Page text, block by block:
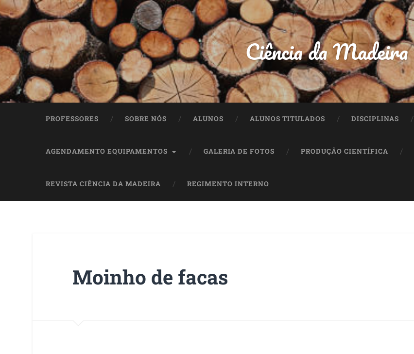
Ciência da Madeira
PROFESSORES SOBRE NÓS ALUNOS ALUNOS TITULADOS DISCIPLINAS
AGENDAMENTO EQUIPAMENTOS GALERIA DE FOTOS PRODUÇÃO CIENTÍFICA
REVISTA CIÊNCIA DA MADEIRA REGIMENTO INTERNO
Moinho de facas